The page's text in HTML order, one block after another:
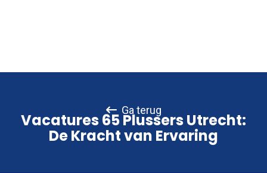
Ga terug
Vacatures 65 Plussers Utrecht:
De Kracht van Ervaring